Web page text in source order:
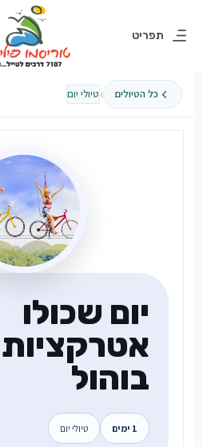
תפריט
כל הטיולים ›טיולי יום
יום שכולו
בוהול
1 ימים טיולי יום